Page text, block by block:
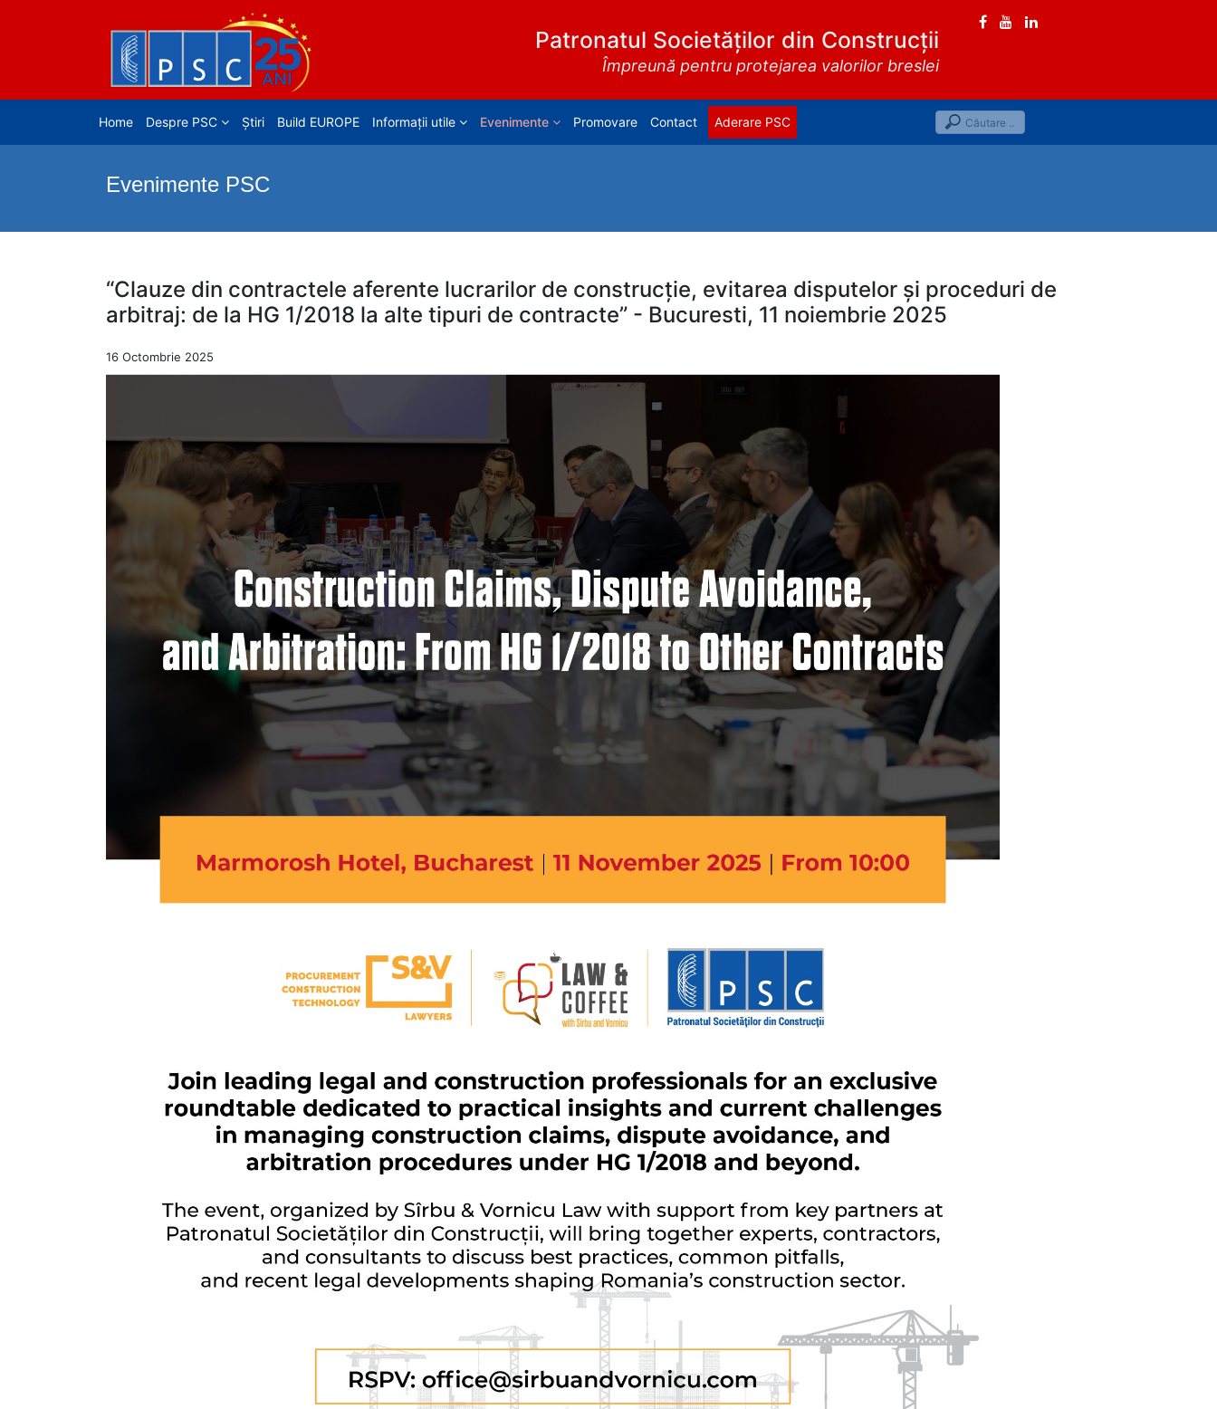
Patronatul Societăților din Construcții
Împreună pentru protejarea valorilor breslei
Home Despre PSC Știri Build EUROPE Informații utile Evenimente Promovare Contact Aderare PSC
Evenimente PSC
“Clauze din contractele aferente lucrarilor de construcție, evitarea disputelor și proceduri de
arbitraj: de la HG 1/2018 la alte tipuri de contracte” - Bucuresti, 11 noiembrie 2025
16 Octombrie 2025